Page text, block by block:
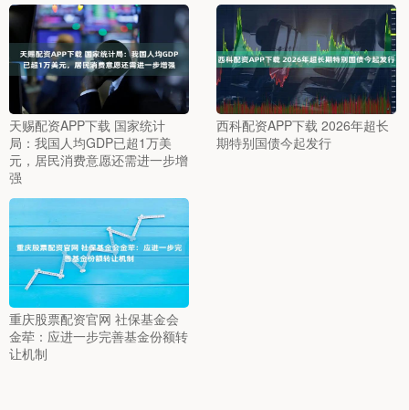
天赐配资APP下载 国家统计
局：我国人均GDP已超1万美
元，居民消费意愿还需进一步增
强
西科配资APP下载 2026年超长
期特别国债今起发行
重庆股票配资官网 社保基金会
金荦：应进一步完善基金份额转
让机制